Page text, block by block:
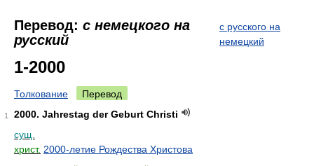
Перевод: с немецкого на
русский
с русского на
немецкий
1-2000
Толкование Перевод
1
2000. Jahrestag der Geburt Christi
сущ.
христ. 2000-летие Рождества Христова